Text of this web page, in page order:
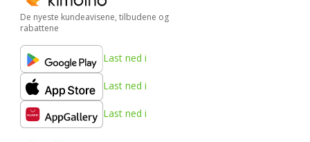
De nyeste kundeavisene, tilbudene og
rabattene
Last ned i
Last ned i
Last ned i